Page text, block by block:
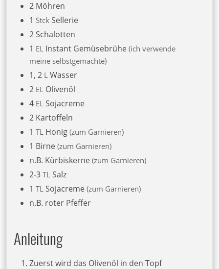
2 Möhren
1 Stck Sellerie
2 Schalotten
1 EL Instant Gemüsebrühe ich verwende
meine selbstgemachte
1, 2 L Wasser
2 EL Olivenöl
4 EL Sojacreme
2 Kartoffeln
1 TL Honig zum Garnieren
1 Birne zum Garnieren
n.B. Kürbiskerne zum Garnieren
2-3 TL Salz
1 TL Sojacreme zum Garnieren
n.B. roter Pfeffer
Anleitung
Zuerst wird das Olivenöl in den Topf